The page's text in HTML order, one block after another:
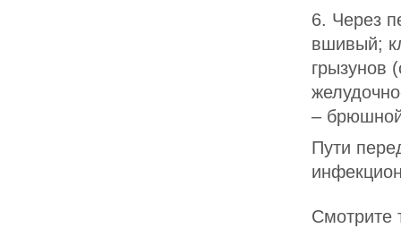
6. Через
вшивый;
грызунов
–
Пути
Смотрите